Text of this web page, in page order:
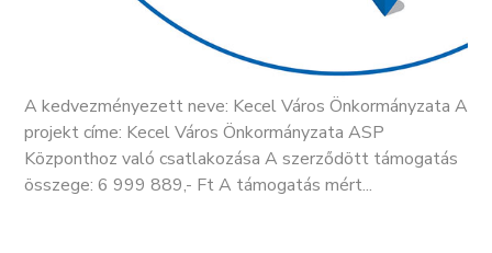
A kedvezményezett neve: Kecel Város Önkormányzata A
projekt címe: Kecel Város Önkormányzata ASP
Központhoz való csatlakozása A szerződött támogatás
összege: 6 999 889,- Ft A támogatás mért...